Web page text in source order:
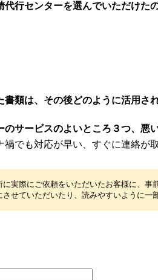
行センターを選んでいただけた
類は、その後どのように活用され
サービスのよいところ３つ、悪
でも対応が早い、すぐに連絡が取
実際にご依頼をいただいたお客様に、事
せていただいたり、読みやすいように一